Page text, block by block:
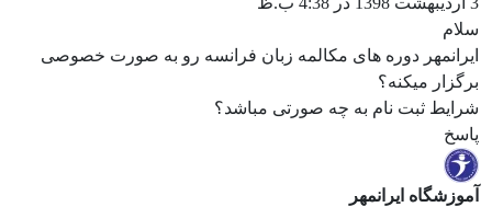
سلام
ایرانمهر دوره های مکالمه زبان فرانسه رو به صورت خصوصی
برگزار میکنه؟
شرایط ثبت نام به چه صورتی مباشد؟
پاسخ
آموزشگاه ایرانمهر